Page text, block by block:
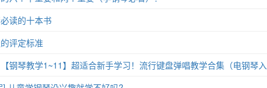
读的十本书
评定标准
【钢琴教学1~11】超适合新手学习！流行键盘弹唱教学合集（电钢琴